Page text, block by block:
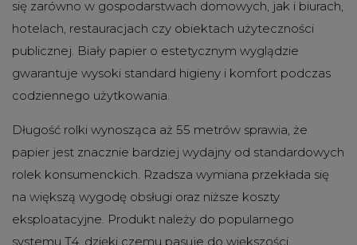
się zarówno w gospodarstwach domowych, jak i biurach,
hotelach, restauracjach czy obiektach użyteczności
publicznej. Biały papier o estetycznym wyglądzie
gwarantuje wysoki standard higieny i komfort podczas
codziennego użytkowania.
Długość rolki wynosząca aż 55 metrów sprawia, że
papier jest znacznie bardziej wydajny od standardowych
rolek konsumenckich. Rzadsza wymiana przekłada się
na większą wygodę obsługi oraz niższe koszty
eksploatacyjne. Produkt należy do popularnego
systemu T4, dzięki czemu pasuje do większości